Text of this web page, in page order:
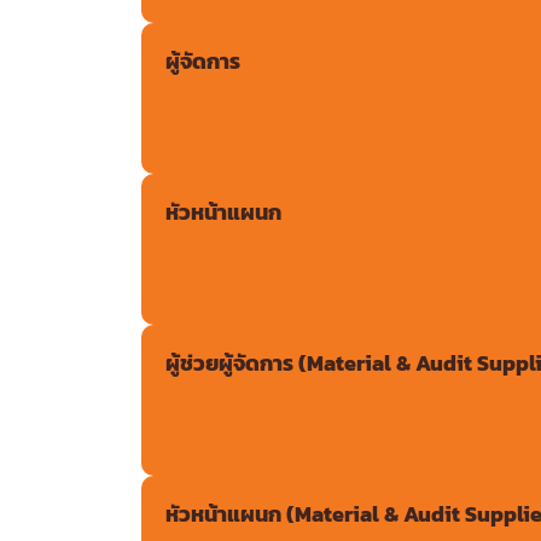
ผู้จัดการ
หัวหน้าแผนก
ผู้ช่วยผู้จัดการ (Material & Audit
หัวหน้าแผนก (Material & Audit